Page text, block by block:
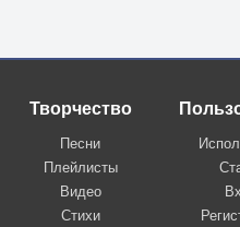
Творчество
Песни
Плейлисты
Видео
Стихи